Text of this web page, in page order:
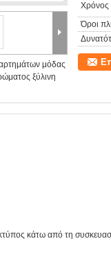
μόδας
ξύλινη
Όροι
κάτω από τη